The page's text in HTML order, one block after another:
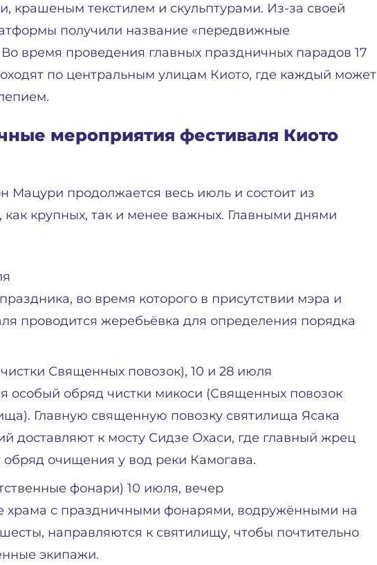
крашеным текстилем и скульптурами. Из-за своей
получили название «передвижные
время проведения главных праздничных парадов 17
по центральным улицам Киото, где каждый может
мероприятия фестиваля Киото
Мацури продолжается весь июль и состоит из
крупных, так и менее важных. Главными днями
во время которого в присутствии мэра и
проводится жеребьёвка для определения порядка
Священных повозок), 10 и 28 июля
особый обряд чистки микоси (Священных повозок
Главную священную повозку святилища Ясака
доставляют к мосту Сидзе Охаси, где главный жрец
очищения у вод реки Камогава.
фонари) 10 июля, вечер
храма с праздничными фонарями, водружёнными на
направляются к святилищу, чтобы почтительно
экипажи.